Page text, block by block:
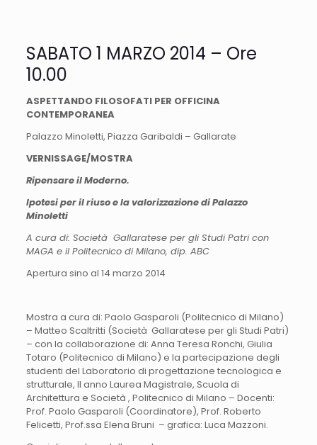
SABATO 1 MARZO 2014 – Ore
10.00
ASPETTANDO FILOSOFATI PER OFFICINA
CONTEMPORANEA
Palazzo Minoletti, Piazza Garibaldi – Gallarate
VERNISSAGE/MOSTRA
Ripensare il Moderno.
Ipotesi per il riuso e la valorizzazione di Palazzo
Minoletti
A cura di: Società Gallaratese per gli Studi Patri con
MAGA e il Politecnico di Milano, dip. ABC
Apertura sino al 14 marzo 2014
Mostra a cura di: Paolo Gasparoli (Politecnico di Milano)
– Matteo Scaltritti (Società Gallaratese per gli Studi Patri)
– con la collaborazione di: Anna Teresa Ronchi, Giulia
Totaro (Politecnico di Milano) e la partecipazione degli
studenti del Laboratorio di progettazione tecnologica e
strutturale, II anno Laurea Magistrale, Scuola di
Architettura e Società , Politecnico di Milano – Docenti:
Prof. Paolo Gasparoli (Coordinatore), Prof. Roberto
Felicetti, Prof.ssa Elena Bruni – grafica: Luca Mazzoni.